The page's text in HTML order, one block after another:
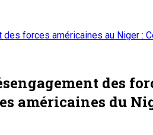
des forces américaines au Niger
des
américaines du